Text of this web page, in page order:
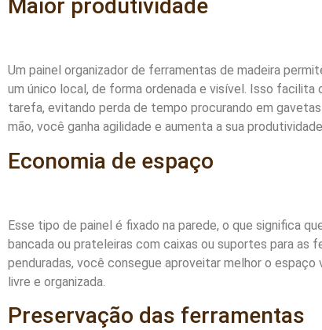
Maior produtividade
Um painel organizador de ferramentas de madeira
um único local, de forma ordenada e visível. Isso
tarefa, evitando perda de tempo procurando em
mão, você ganha agilidade e aumenta a sua
Economia de espaço
Esse tipo de painel é fixado na parede, o que significa
bancada ou prateleiras com caixas ou suportes para as
penduradas, você consegue aproveitar melhor o
livre e organizada.
Preservação das ferramentas